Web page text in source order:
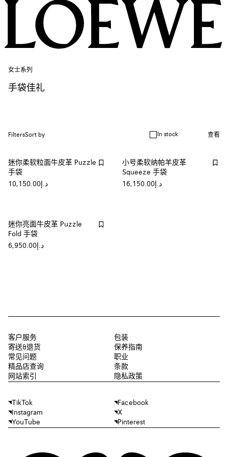
女士系列
手袋佳礼
FiltersSort by In stock 查看
迷你柔软粒面牛皮革 Puzzle
手袋
د.إ10,150.00
小号柔软纳帕羊皮革
Squeeze 手袋
د.إ16,150.00
迷你亮面牛皮革 Puzzle
Fold 手袋
د.إ6,950.00
客户服务
寄送&退货
常见问题
精品店查询
网站索引
包装
保养指南
职业
条款
隐私政策
TikTok
Facebook
Instagram
X
YouTube
Pinterest